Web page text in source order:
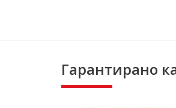
Гарантирано